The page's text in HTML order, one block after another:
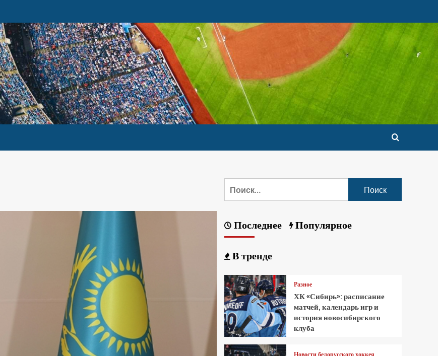
Последнее Популярное
В тренде
Разное
ХК «Сибирь»: расписание
матчей, календарь игр и
история новосибирского
клуба
Новости белорусского хоккея